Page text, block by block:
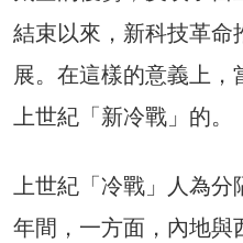
結束以來，新科技革命
展。在這樣的意義上
上世紀「新冷戰」的。
上世紀「冷戰」人為分
年間，一方面，內地與